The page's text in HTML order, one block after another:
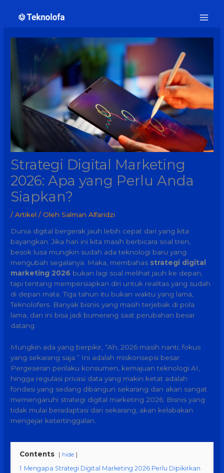
Strategi Digital Marketing
2026: Apa yang Perlu Anda
Siapkan?
/Artikel / Oleh Salman Alfaridzi
Dunia digital bergerak jauh lebih cepat dari yang kita
bayangkan. Jika hari ini kita masih berbicara soal tren,
besok lusa mungkin sudah ada teknologi baru yang
mengubah segalanya. Maka, membahas strategi digital
marketing 2026 bukan lagi soal melihat jauh ke depan,
tapi tentang mempersiapkan diri untuk realitas yang sudah
di depan mata. Tiga tahun itu bukan waktu yang lama,
Teknolofers. Banyak bisnis yang masih terjebak di pola
lama, dan ini bisa jadi bumerang saat perubahan besar
datang.
Mungkin ada yang berpikir, “Ah, 2026 masih nanti, fokus
yang sekarang saja.” Ini adalah miskonsepsi besar.
Pergeseran perilaku konsumen, kemajuan teknologi AI,
hingga regulasi privasi data yang makin ketat adalah
fondasi yang sedang dibangun sekarang dan akan sangat
memengaruhi strategi digital marketing 2026. Bisnis yang
tidak mulai beradaptasi dari sekarang, akan kelabakan
mengejar ketertinggalan.
Contents hide
1 Mengapa Strategi Digital Marketing 2026 Perlu Dipikirkan